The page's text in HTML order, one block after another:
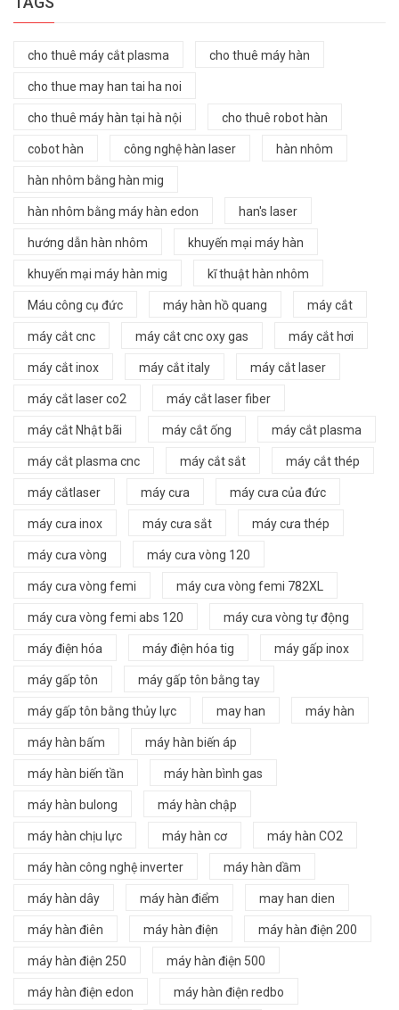
cho thuê máy cắt plasma cho thuê máy hàn
cho thue may han tai ha noi
cho thuê máy hàn tại hà nội cho thuê robot hàn
cobot hàn công nghệ hàn laser hàn nhôm
hàn nhôm bằng hàn mig
hàn nhôm bằng máy hàn edon han's laser
hướng dẫn hàn nhôm khuyến mại máy hàn
khuyến mại máy hàn mig kĩ thuật hàn nhôm
Máu công cụ đức máy hàn hồ quang máy cắt
máy cắt cnc máy cắt cnc oxy gas máy cắt hơi
máy cắt inox máy cắt italy máy cắt laser
máy cắt laser co2 máy cắt laser fiber
máy cắt Nhật bãi máy cắt ống máy cắt plasma
máy cắt plasma cnc máy cắt sắt máy cắt thép
máy cắtlaser máy cưa máy cưa của đức
máy cưa inox máy cưa sắt máy cưa thép
máy cưa vòng máy cưa vòng 120
máy cưa vòng femi máy cưa vòng femi 782XL
máy cưa vòng femi abs 120 máy cưa vòng tự động
máy điện hóa máy điện hóa tig máy gấp inox
máy gấp tôn máy gấp tôn bằng tay
máy gấp tôn bằng thủy lực may han máy hàn
máy hàn bấm máy hàn biến áp
máy hàn biến tần máy hàn bình gas
máy hàn bulong máy hàn chập
máy hàn chịu lực máy hàn cơ máy hàn CO2
máy hàn công nghệ inverter máy hàn dầm
máy hàn dây máy hàn điểm may han dien
máy hàn điên máy hàn điện máy hàn điện 200
máy hàn điện 250 máy hàn điện 500
máy hàn điện edon máy hàn điện redbo